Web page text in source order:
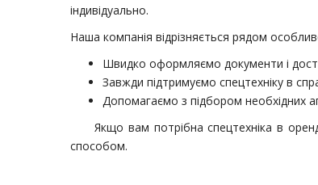
індивідуально.
Наша компанія відрізняється рядом
Швидко оформляємо документи і
Завжди підтримуємо спецтехніку в
Допомагаємо з підбором необхідних
Якщо вам потрібна спецтехніка в
способом.